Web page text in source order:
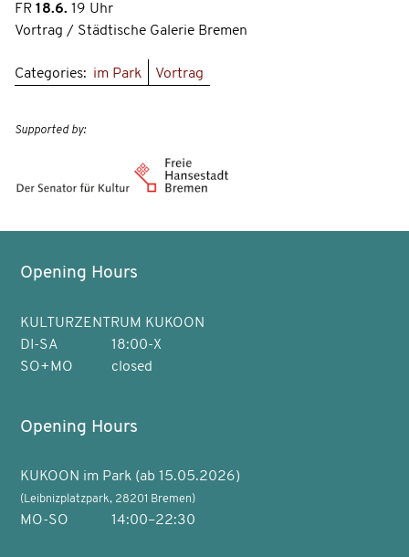
FR 18.6. 19 Uhr
Vortrag / Städtische Galerie Bremen
Categories: im Park Vortrag
Supported by:
Opening Hours
KULTURZENTRUM KUKOON
DI-SA
18:00-X
SO+MO
closed
Opening Hours
KUKOON im Park (ab 15.05.2026)
(Leibnizplatzpark, 28201 Bremen)
MO-SO 14:00–22:30